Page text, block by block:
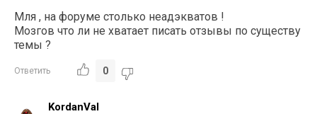
Мля , на форуме столько неадэкватов !
Мозгов что ли не хватает писать отзывы по существу
темы ?
Ответить 0
KordanVal